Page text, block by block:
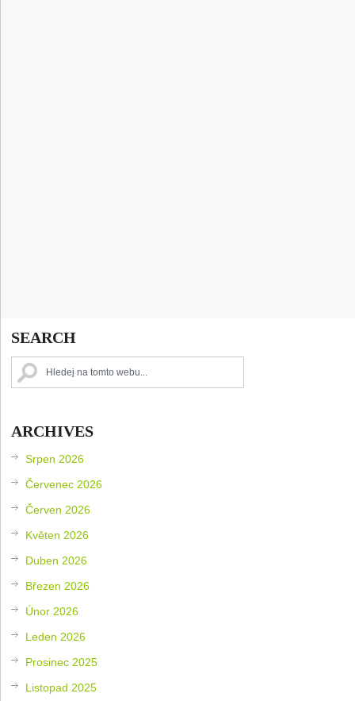
SEARCH
ARCHIVES
Srpen 2026
Červenec 2026
Červen 2026
Květen 2026
Duben 2026
Březen 2026
Únor 2026
Leden 2026
Prosinec 2025
Listopad 2025